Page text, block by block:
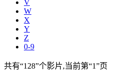
V
W
X
Y
Z
0-9
共有“128”个影片,当前第“1”页